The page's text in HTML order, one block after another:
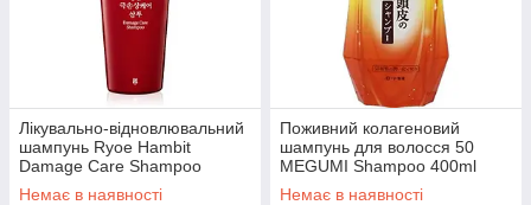
Лікувально-відновлювальний
шампунь Ryoe Hambit
Damage Care Shampoo
500ml
Немає в наявності
Поживний колагеновий
шампунь для волосся 50
MEGUMI Shampoo 400ml
Немає в наявності